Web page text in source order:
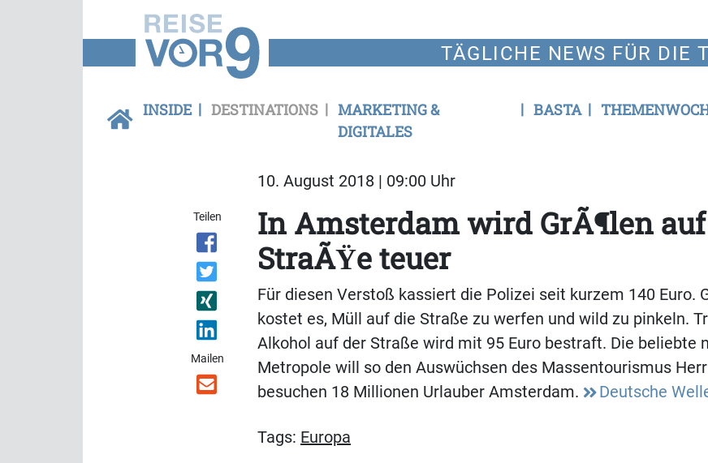
TÄGLICHE NEWS FÜR DIE
INSIDE DESTINATIONS
MARKETING &
DIGITALES
BASTA
10. August 2018 | 09:00 Uhr
Teilen
Mailen
In Amsterdam wird GrÃ¶len
StraÃŸe teuer
Für diesen Verstoß kassiert die Polizei seit kurzem 140 Euro.
kostet es, Müll auf die Straße zu werfen und wild zu pinkeln.
Alkohol auf der Straße wird mit 95 Euro bestraft. Die beliebte
Metropole will so den Auswüchsen des Massentourismus
besuchen 18 Millionen Urlauber Amsterdam.
Deutsche
Tags: Europa